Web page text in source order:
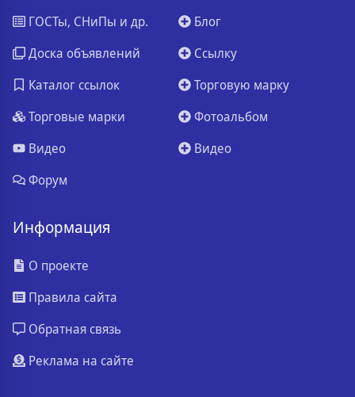
ГОСТы, СНиПы и др.
Доска объявлений
Каталог ссылок
Торговые марки
Видео
Форум
Блог
Ссылку
Торговую марку
Фотоальбом
Видео
Информация
О проекте
Правила сайта
Обратная связь
Реклама на сайте